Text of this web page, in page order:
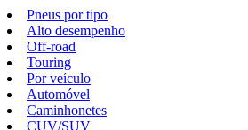
Pneus por tipo
Alto desempenho
Off-road
Touring
Por veículo
Automóvel
Caminhonetes
CUV/SUV